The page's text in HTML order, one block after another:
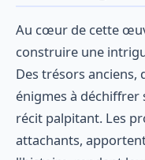
Au cœur de cette
construire une
Des trésors anciens,
énigmes à
récit palpitant. Les
attachants,